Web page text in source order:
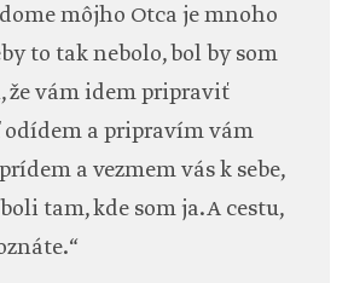
môjho Otca je mnoho
to tak nebolo, bol by som
že vám idem pripraviť
odídem a pripravím vám
a vezmem vás k sebe,
tam, kde som ja. A cestu,